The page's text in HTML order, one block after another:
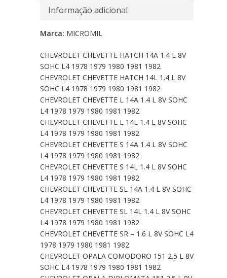
Informação adicional
Marca: MICROMIL
CHEVROLET CHEVETTE HATCH 14A 1.4 L 8V
SOHC L4 1978 1979 1980 1981 1982
CHEVROLET CHEVETTE HATCH 14L 1.4 L 8V
SOHC L4 1978 1979 1980 1981 1982
CHEVROLET CHEVETTE L 14A 1.4 L 8V SOHC
L4 1978 1979 1980 1981 1982
CHEVROLET CHEVETTE L 14L 1.4 L 8V SOHC
L4 1978 1979 1980 1981 1982
CHEVROLET CHEVETTE S 14A 1.4 L 8V SOHC
L4 1978 1979 1980 1981 1982
CHEVROLET CHEVETTE S 14L 1.4 L 8V SOHC
L4 1978 1979 1980 1981 1982
CHEVROLET CHEVETTE SL 14A 1.4 L 8V SOHC
L4 1978 1979 1980 1981 1982
CHEVROLET CHEVETTE SL 14L 1.4 L 8V SOHC
L4 1978 1979 1980 1981 1982
CHEVROLET CHEVETTE SR – 1.6 L 8V SOHC L4
1978 1979 1980 1981 1982
CHEVROLET OPALA COMODORO 151 2.5 L 8V
SOHC L4 1978 1979 1980 1981 1982